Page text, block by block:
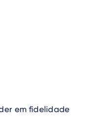
em fidelidade